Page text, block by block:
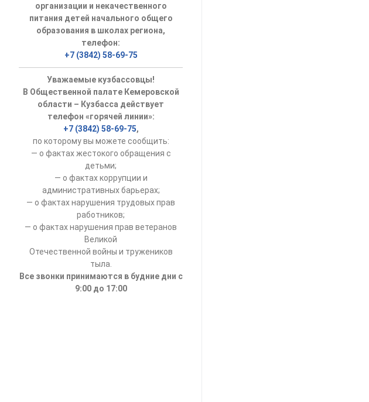
организации и некачественного
питания детей начального общего
образования в школах региона,
телефон:
+7 (3842) 58-69-75
Уважаемые кузбассовцы!
В Общественной палате Кемеровской
области – Кузбасса действует
телефон «горячей линии»:
+7 (3842) 58-69-75,
по которому вы можете сообщить:
— о фактах жестокого обращения с
детьми;
— о фактах коррупции и
административных барьерах;
— о фактах нарушения трудовых прав
работников;
— о фактах нарушения прав ветеранов
Великой
Отечественной войны и тружеников
тыла.
Все звонки принимаются в будние дни с
9:00 до 17:00